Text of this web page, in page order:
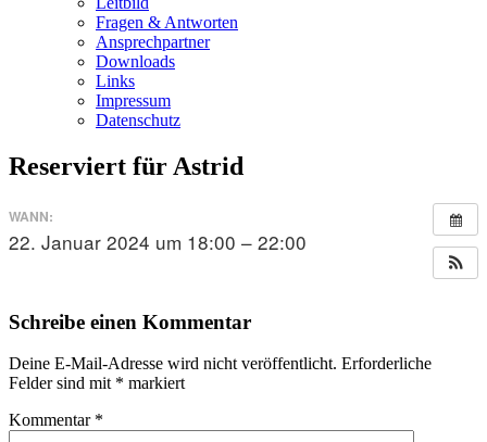
Fragen & Antworten
Ansprechpartner
Downloads
Links
Impressum
Datenschutz
Reserviert für Astrid
WANN:
22. Januar 2024 um 18:00 – 22:00
Schreibe einen Kommentar
Deine E-Mail-Adresse wird nicht veröffentlicht. Erforderliche
Felder sind mit * markiert
Kommentar *